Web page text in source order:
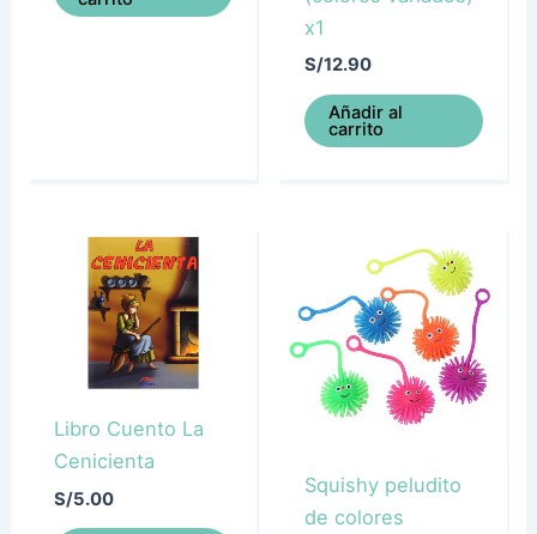
x1
S/12.90
Añadir al
carrito
Libro Cuento La
Cenicienta
S/5.00
Squishy peludito
de colores